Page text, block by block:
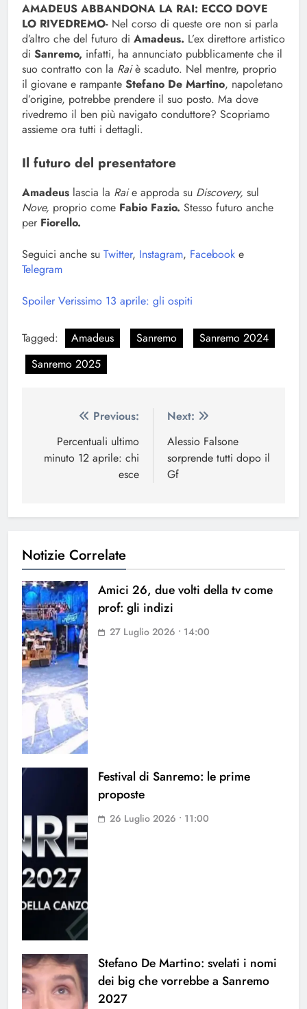
AMADEUS ABBANDONA LA RAI: ECCO DOVE
LO RIVEDREMO- Nel corso di queste ore non si parla
d’altro che del futuro di Amadeus. L’ex direttore artistico
di Sanremo, infatti, ha annunciato pubblicamente che il
suo contratto con la Raiè scaduto. Nel mentre, proprio
il giovane e rampante Stefano De Martino, napoletano
d’origine, potrebbe prendere il suo posto. Ma dove
rivedremo il ben più navigato conduttore? Scopriamo
assieme ora tutti i dettagli.
Il futuro del presentatore
Amadeus lascia la Raie approda su Discovery, sul
Nove, proprio come Fabio Fazio. Stesso futuro anche
per Fiorello.
Seguici anche su Twitter, Instagram, Facebook e
Telegram
Spoiler Verissimo 13 aprile: gli ospiti
Tagged: Amadeus Sanremo
Sanremo 2024
Sanremo 2025
Navigazione
articoli
Previous:
Percentuali ultimo
minuto 12 aprile: chi
esce
Next:
Alessio Falsone
sorprende tutti dopo il
Gf
Notizie Correlate
Amici 26, due volti della tv come
prof: gli indizi
27 Luglio 2026 • 14:00
Festival di Sanremo: le prime
proposte
26 Luglio 2026 • 11:00
Stefano De Martino: svelati i nomi
dei big che vorrebbe a Sanremo
2027